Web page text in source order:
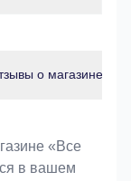
о магазине
«Bce
в вашем